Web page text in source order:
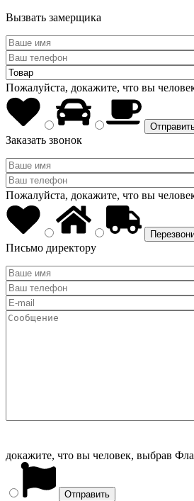
Вызвать замерщика
Пожалуйста, докажите, что вы
Заказать звонок
Пожалуйста, докажите, что вы
Письмо директору
докажите, что вы человек, выбрав